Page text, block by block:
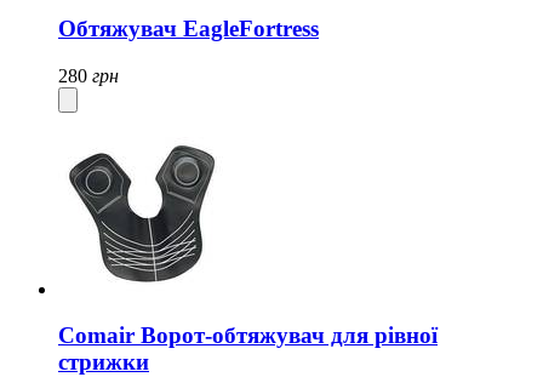
Обтяжувач EagleFortress
280 грн
Comair Ворот-обтяжувач для рівної
стрижки